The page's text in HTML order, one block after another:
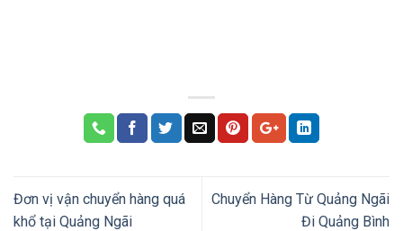
Đơn vị vận chuyển hàng quá
khổ tại Quảng Ngãi
Chuyển Hàng Từ Quảng Ngãi
Đi Quảng Bình